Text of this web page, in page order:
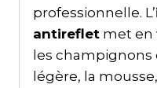
professionnelle. L’
antireflet met en
les champignons
légère, la